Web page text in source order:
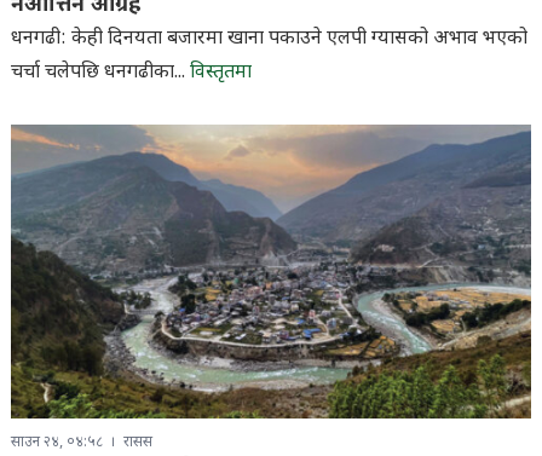
नआत्तिन आग्रह
धनगढी: केही दिनयता बजारमा खाना पकाउने एलपी ग्यासको अभाव भएको
चर्चा चलेपछि धनगढीका... विस्तृतमा
साउन २४, ०४:५८ रासस